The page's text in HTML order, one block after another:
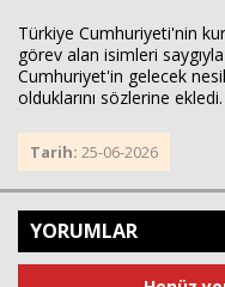
Türkiye Cumhuriyeti'nin
görev alan isimleri saygıyla
Cumhuriyet'in gelecek
olduklarını sözlerine ekledi.
Tarih: 25-06-2026
YORUMLAR